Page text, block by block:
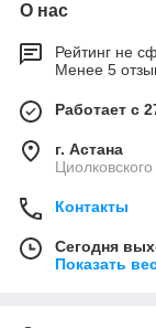
О нас
Рейтинг не
Менее 5
Работает с
г. Астана
Контакты
Сегодня
Показать